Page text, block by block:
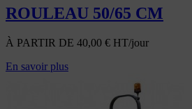
ROULEAU 50/65 CM
À PARTIR DE 40,00 € HT/jour
En savoir plus